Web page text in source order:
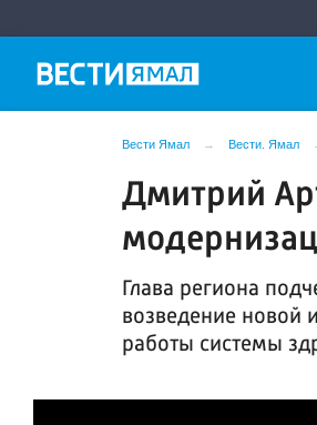
Вести Ямал Вести. Ямал
Дмитрий
Глава региона
возведение новой
работы системы